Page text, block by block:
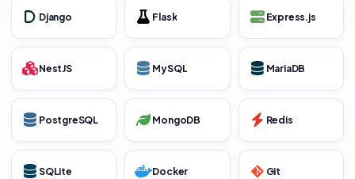
Django Flask Express.js
NestJS MySQL MariaDB
PostgreSQL MongoDB Redis
SQLite Docker Git